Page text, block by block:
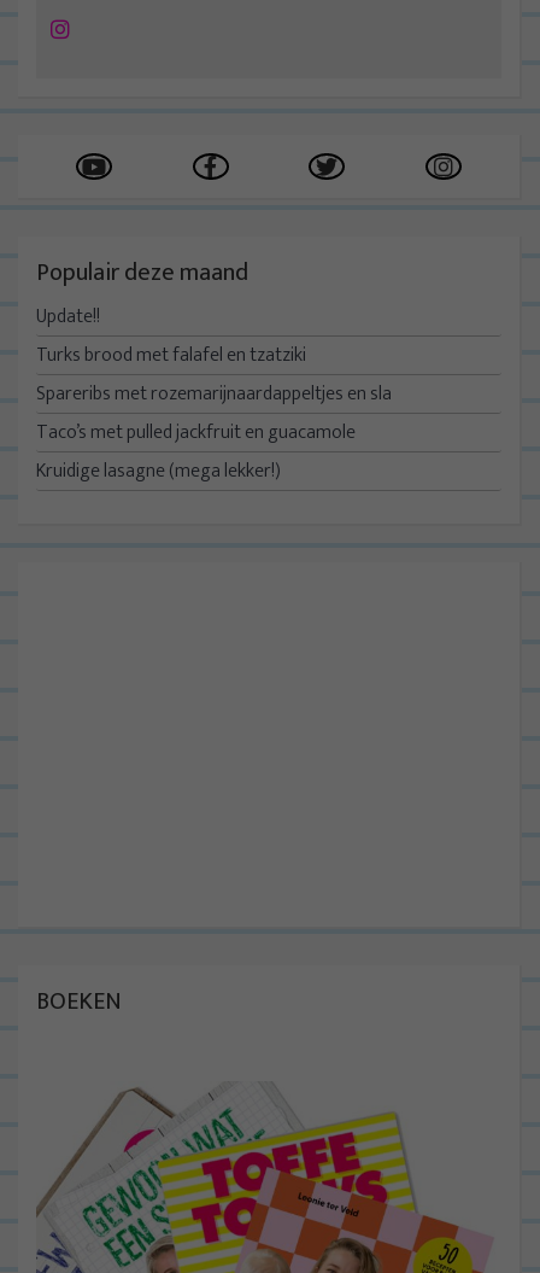
Instagram
Populair deze maand
Update!!
Turks brood met falafel en tzatziki
Spareribs met rozemarijnaardappeltjes en sla
Taco’s met pulled jackfruit en guacamole
Kruidige lasagne (mega lekker!)
BOEKEN